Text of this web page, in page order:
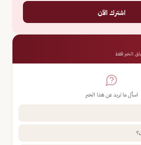
اشترك الآن
الخبر فقط
اسأل ما تريد عن هذا الخبر